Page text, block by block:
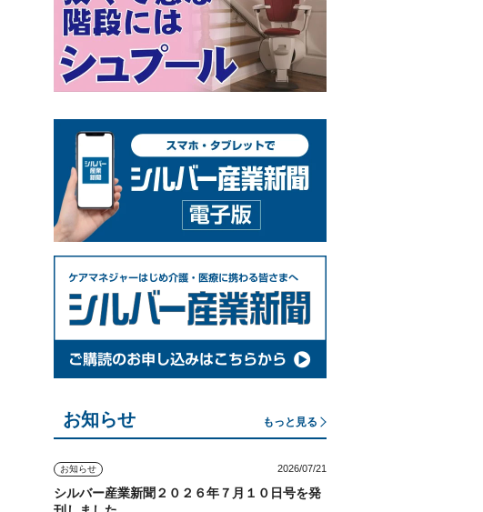
お知らせ もっと見る
お知らせ 2026/07/21
シルバー産業新聞２０２６年７月１０日号を発